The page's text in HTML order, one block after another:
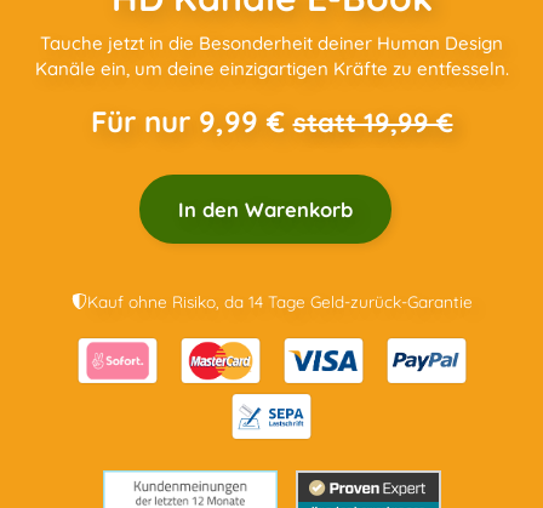
Tauche jetzt in die Besonderheit deiner Human Design
Kanäle ein, um deine einzigartigen Kräfte zu entfesseln.
Für nur 9,99 €statt 19,99 €
In den Warenkorb
Kauf ohne Risiko, da 14 Tage Geld-zurück-Garantie